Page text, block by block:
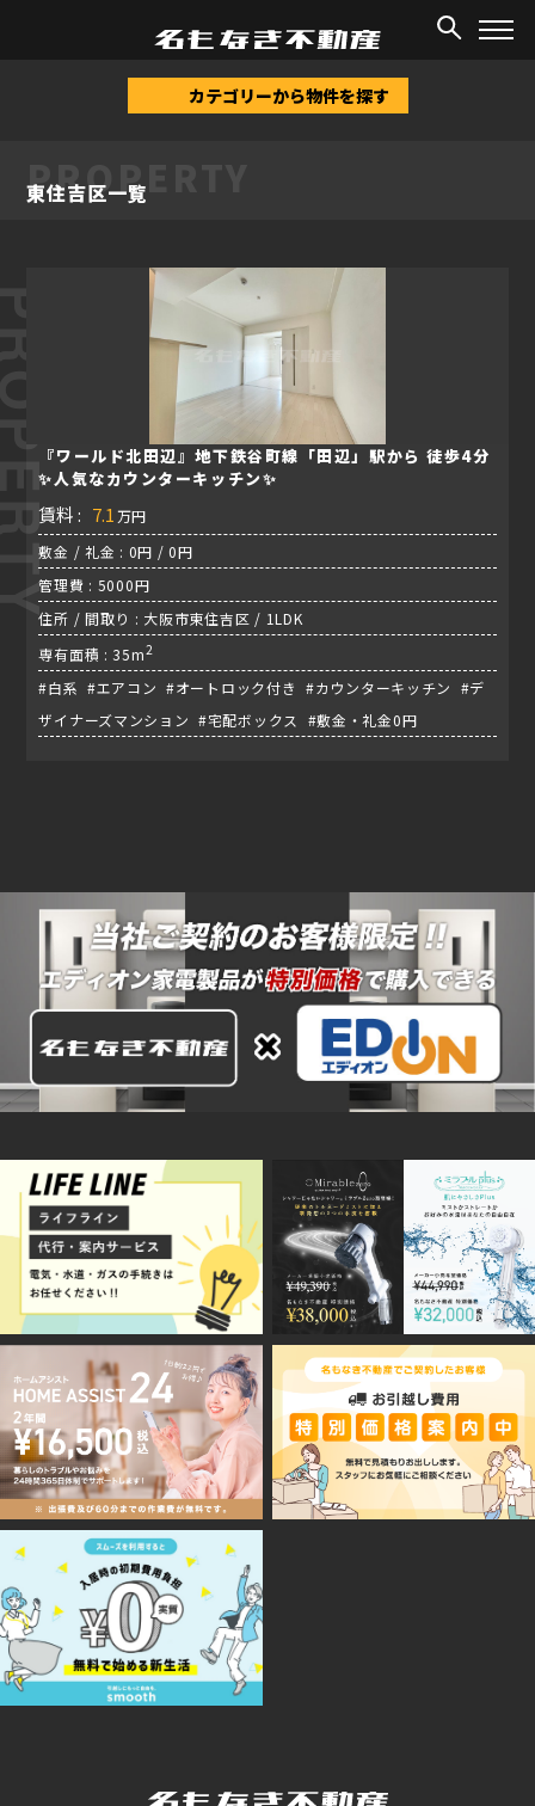
物件情報/東住吉区
カテゴリーから物件を探す
PROPERTY
東住吉区一覧
『ワールド北田辺』地下鉄谷町線「田辺」駅から 徒歩4分
✨人気なカウンターキッチン✨
賃料 : 7.1 万円
敷金 / 礼金 : 0円 / 0円
管理費 : 5000円
住所 / 間取り : 大阪市東住吉区 / 1LDK
専有面積 : 35m2
#白系 #エアコン #オートロック付き #カウンターキッチン #デ
ザイナーズマンション #宅配ボックス #敷金・礼金0円